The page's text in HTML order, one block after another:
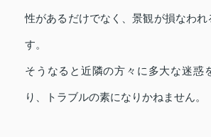
性があるだけでなく、景観が損なわれ
す。
そうなると近隣の方々に多大な迷惑
り、トラブルの素になりかねません。